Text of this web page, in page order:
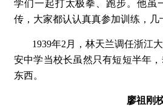
学们一起打太极拳、跑步。他虽
传，大家都认认真真参加训练，几
1939年2月，林天兰调任浙江
安中学当校长虽然只有短短半年
东西。
廖祖刚